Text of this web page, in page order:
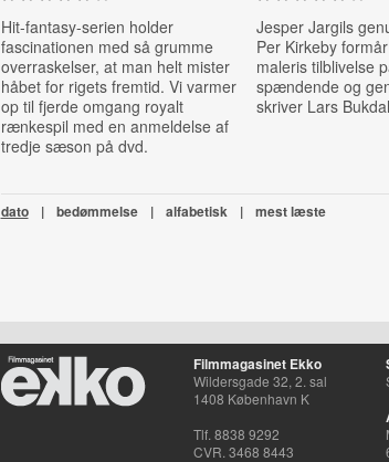
Hit-fantasy-serien holder
fascinationen med så grumme
overraskelser, at man helt mister
håbet for rigets fremtid. Vi varmer
op til fjerde omgang royalt
rænkespil med en anmeldelse af
tredje sæson på dvd.
Jesper Jargils
Per Kirkeby
maleris tilblivelse
spændende og
skriver Lars
dato | bedømmelse | alfabetisk | mest læste
Filmmagasinet Ekko
Wildersgade 32, 2. sal
1408 København K
Tlf. 8838 9292
CVR. 3468 8443